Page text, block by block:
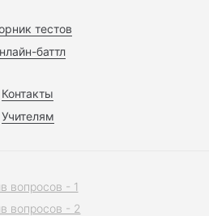
тестов
баттл
Контакты
Учителям
вопросов - 1
вопросов - 2